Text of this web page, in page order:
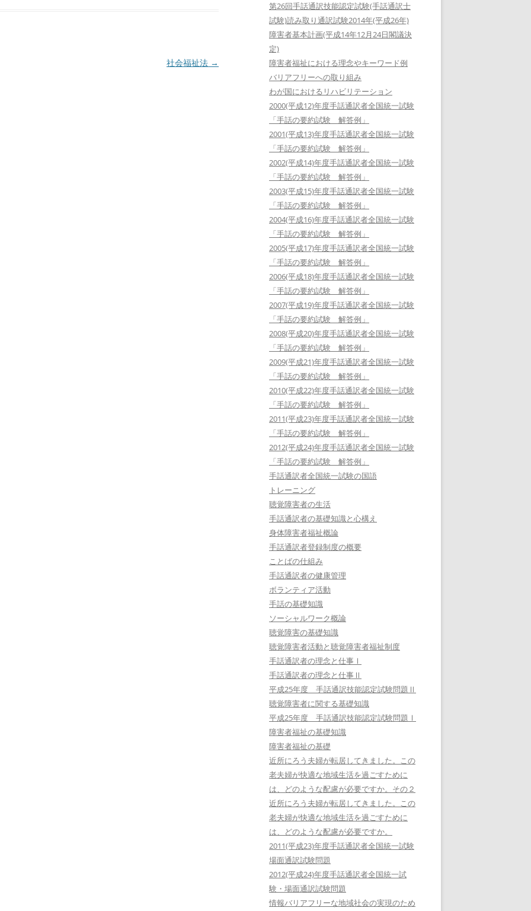
社会福祉法 →
第26回手話通訳技能認定試験(手話通訳士
試験)読み取り通訳試験2014年(平成26年)
障害者基本計画(平成14年12月24日閣議決
定)
障害者福祉における理念やキーワード例
バリアフリーへの取り組み
わが国におけるリハビリテーション
2000(平成12)年度手話通訳者全国統一試験
「手話の要約試験 解答例」
2001(平成13)年度手話通訳者全国統一試験
「手話の要約試験 解答例」
2002(平成14)年度手話通訳者全国統一試験
「手話の要約試験 解答例」
2003(平成15)年度手話通訳者全国統一試験
「手話の要約試験 解答例」
2004(平成16)年度手話通訳者全国統一試験
「手話の要約試験 解答例」
2005(平成17)年度手話通訳者全国統一試験
「手話の要約試験 解答例」
2006(平成18)年度手話通訳者全国統一試験
「手話の要約試験 解答例」
2007(平成19)年度手話通訳者全国統一試験
「手話の要約試験 解答例」
2008(平成20)年度手話通訳者全国統一試験
「手話の要約試験 解答例」
2009(平成21)年度手話通訳者全国統一試験
「手話の要約試験 解答例」
2010(平成22)年度手話通訳者全国統一試験
「手話の要約試験 解答例」
2011(平成23)年度手話通訳者全国統一試験
「手話の要約試験 解答例」
2012(平成24)年度手話通訳者全国統一試験
「手話の要約試験 解答例」
手話通訳者全国統一試験の国語
トレーニング
聴覚障害者の生活
手話通訳者の基礎知識と心構え
身体障害者福祉概論
手話通訳者登録制度の概要
ことばの仕組み
手話通訳者の健康管理
ボランティア活動
手話の基礎知識
ソーシャルワーク概論
聴覚障害の基礎知識
聴覚障害者活動と聴覚障害者福祉制度
手話通訳者の理念と仕事Ⅰ
手話通訳者の理念と仕事Ⅱ
平成25年度 手話通訳技能認定試験問題Ⅱ
聴覚障害者に関する基礎知識
平成25年度 手話通訳技能認定試験問題Ⅰ
障害者福祉の基礎知識
障害者福祉の基礎
近所にろう夫婦が転居してきました。この
老夫婦が快適な地域生活を過ごすために
は、どのような配慮が必要ですか。その２
近所にろう夫婦が転居してきました。この
老夫婦が快適な地域生活を過ごすために
は、どのような配慮が必要ですか。
2011(平成23)年度手話通訳者全国統一試験
場面通訳試験問題
2012(平成24)年度手話通訳者全国統一試
験・場面通訳試験問題
情報バリアフリーな地域社会の実現のため